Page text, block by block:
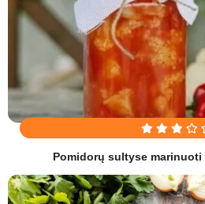
Pomidorų sultyse